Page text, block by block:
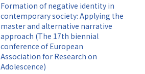
Formation of negative identity in
contemporary society: Applying the
master and alternative narrative
approach (The 17th biennial
conference of European
Association for Research on
Adolescence)